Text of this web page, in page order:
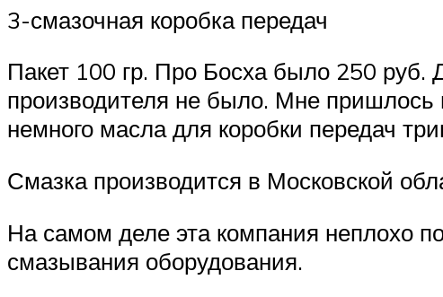
3-смазочная коробка передач
Пакет 100 гр. Про Босха было 250 руб.
производителя не было. Мне
немного масла для коробки передач
Смазка производится в Московской
На самом деле эта компания неплохо
смазывания оборудования.